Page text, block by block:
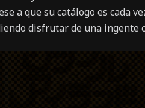
a que su catálogo es cada
disfrutar de una ingente